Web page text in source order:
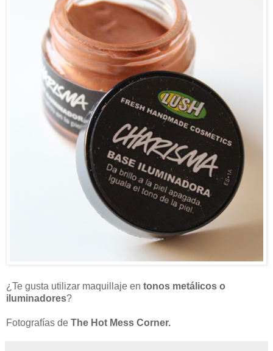
¿Te gusta utilizar maquillaje en tonos metálicos o
iluminadores?
Fotografías de The Hot Mess Corner.